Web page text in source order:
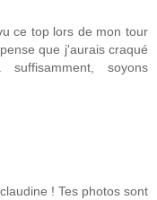
ce top lors de mon tour
que j'aurais craqué
soyons
! Tes photos sont